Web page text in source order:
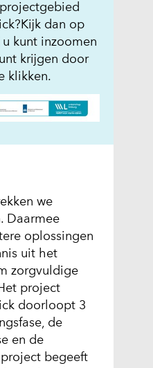
Kijk dan op
kunt inzoomen
krijgen door
klikken.
we
Daarmee
oplossingen
uit het
zorgvuldige
project
doorloopt 3
de
en de
begeeft